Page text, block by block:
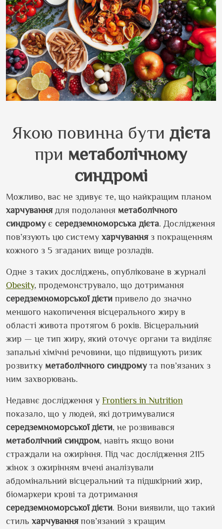
Якою повинна бути дієта
при метаболічному
синдромі
Можливо, вас не здивує те, що найкращим планом
харчуваннядля подолання метаболічного
синдромує середземноморська дієта. Дослідження
пов’язують цю систему харчуванняз покращенням
кожного з 5 згаданих вище розладів.
Одне з таких досліджень, опубліковане в журналі
Obesity, продемонструвало, що дотримання
середземноморської дієти привело до значно
меншого накопичення вісцерального жиру в
області живота протягом 6 років. Вісцеральний
жир — це тип жиру, який оточує органи та виділяє
запальні хімічні речовини, що підвищують ризик
розвитку метаболічного синдромута пов’язаних з
ним захворювань.
Недавнє дослідження у Frontiers in Nutrition
показало, що у людей, які дотримувалися
середземноморської дієти, не розвивався
метаболічний синдром, навіть якщо вони
страждали на ожиріння. Під час дослідження 2115
жінок з ожирінням вчені аналізували
абдомінальний вісцеральний та підшкірний жир,
біомаркери крові та дотримання
середземноморської дієти. Вони виявили, що такий
стиль харчуванняпов’язаний з кращим